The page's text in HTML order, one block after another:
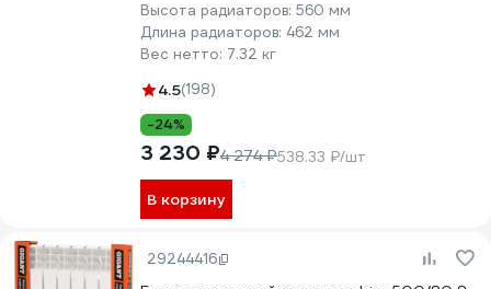
Высота радиаторов: 560 мм
Длина радиаторов: 462 мм
Вес нетто: 7.32 кг
4.5(198)
-24%
3 230 ₽4 274 ₽538.33 ₽/шт
В корзину
29244416